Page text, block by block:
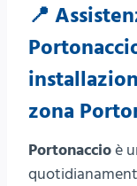
📍
zona
Portonaccioè